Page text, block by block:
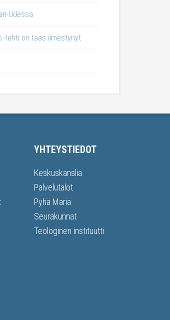
Udessa
-lehti on taas ilmestynyt
YHTEYSTIEDOT
Keskuskanslia
Palvelutalot
Pyhä Maria
Seurakunnat
Teologinen instituutti